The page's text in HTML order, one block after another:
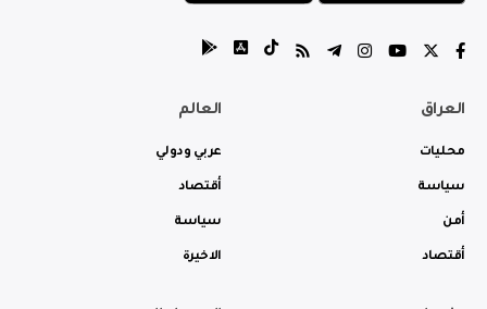
العراق
محليات
سياسة
أمن
أقتصاد
العالم
عربي ودولي
أقتصاد
سياسة
الاخيرة